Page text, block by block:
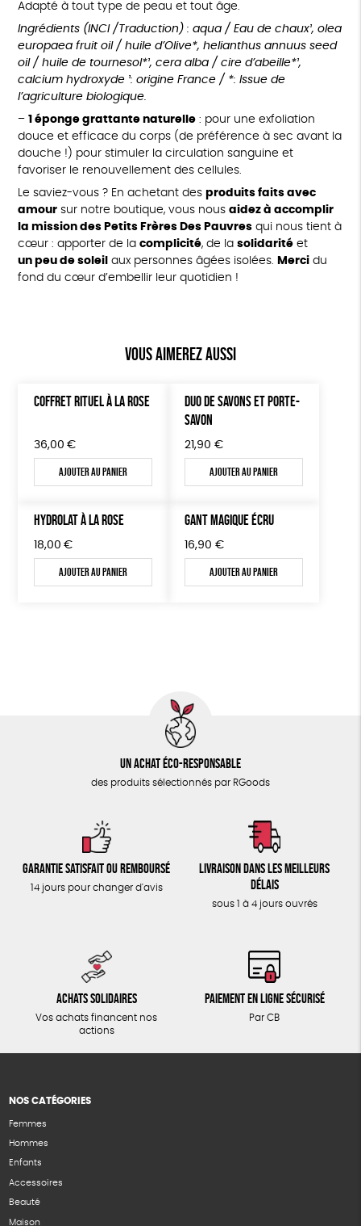
Adapté à tout type de peau et tout âge.
Ingrédients (INCI /Traduction) : aqua / Eau de chaux¹, olea
europaea fruit oil / huile d’Olive*, helianthus annuus seed
oil / huile de tournesol*¹, cera alba / cire d’abeille*¹,
calcium hydroxyde ¹: origine France / *: Issue de
l’agriculture biologique.
– 1 éponge grattante naturelle: pour une exfoliation
douce et efficace du corps (de préférence à sec avant la
douche !) pour stimuler la circulation sanguine et
favoriser le renouvellement des cellules.
Le saviez-vous ? En achetant des produits faits avec
amoursur notre boutique, vous nous aidez à accomplir
la mission des Petits Frères Des Pauvresqui nous tient à
cœur : apporter de la complicité, de la solidaritéet
un peu de soleil aux personnes âgées isolées. Mercidu
fond du cœur d’embellir leur quotidien !
Vous aimerez aussi
COFFRET RITUEL À LA ROSE
36,00 €
Ajouter au panier
DUO DE SAVONS ET PORTE-
SAVON
21,90 €
Ajouter au panier
HYDROLAT À LA ROSE
18,00 €
Ajouter au panier
GANT MAGIQUE ÉCRU
16,90 €
Ajouter au panier
Un achat éco-responsable
des produits sélectionnés par RGoods
Garantie satisfait ou remboursé
14 jours pour changer d'avis
Livraison dans les meilleurs
délais
sous 1 à 4 jours ouvrés
Achats solidaires
Vos achats financent nos
actions
Paiement en ligne sécurisé
Par CB
NOS CATÉGORIES
Femmes
Hommes
Enfants
Accessoires
Beauté
Maison